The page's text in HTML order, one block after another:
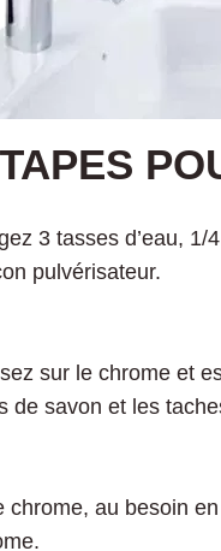
3 tasses d’eau,
pulvérisateur.
sur le chrome et
de savon et les
chrome, au besoin